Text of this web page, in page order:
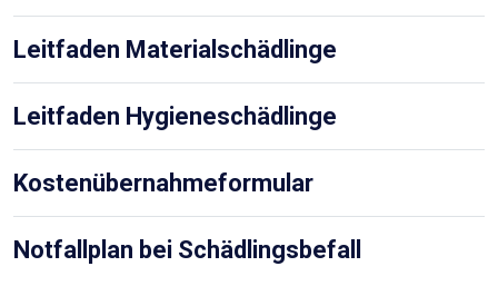
Leitfaden Materialschädlinge
Leitfaden Hygieneschädlinge
Kostenübernahmeformular
Notfallplan bei Schädlingsbefall